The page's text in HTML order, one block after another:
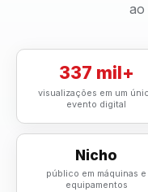
ao
337 mil+
visualizações em um
evento digital
Nicho
público em máquinas e
equipamentos